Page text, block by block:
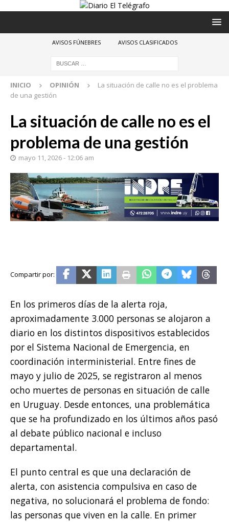
AVISOS FÚNEBRES AVISOS CLASIFICADOS
INICIO OPINIÓN
La situación de calle no es el problema
de una gestión
La situación de calle no es el
problema de una gestión
mayo 11, 2026 - 12:06 am
En los primeros días de la alerta roja,
aproximadamente 3.000 personas se alojaron a
diario en los distintos dispositivos establecidos
por el Sistema Nacional de Emergencia, en
coordinación interministerial. Entre fines de
mayo y julio de 2025, se registraron al menos
ocho muertes de personas en situación de calle
en Uruguay. Desde entonces, una problemática
que se ha profundizado en los últimos años pasó
al debate público nacional e incluso
departamental.
El punto central es que una declaración de
alerta, con asistencia compulsiva en caso de
negativa, no solucionará el problema de fondo:
las personas que viven en la calle. En primer